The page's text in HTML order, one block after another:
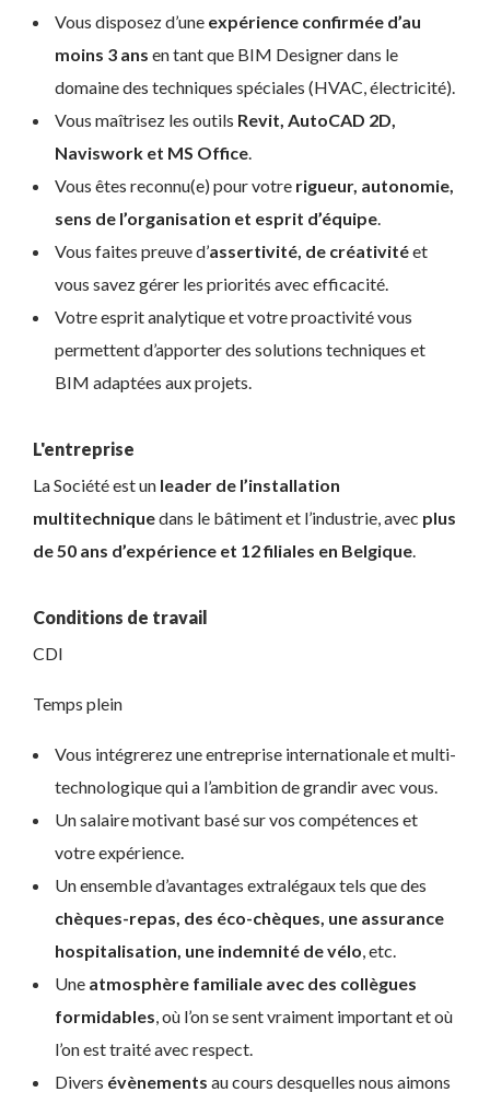
Vous disposez d’une expérience confirmée d’au
moins 3 ans en tant que BIM Designer dans le
domaine des techniques spéciales (HVAC, électricité).
Vous maîtrisez les outils Revit, AutoCAD 2D,
Naviswork et MS Office.
Vous êtes reconnu(e) pour votre rigueur, autonomie,
sens de l’organisation et esprit d’équipe.
Vous faites preuve d’assertivité, de créativitéet
vous savez gérer les priorités avec efficacité.
Votre esprit analytique et votre proactivité vous
permettent d’apporter des solutions techniques et
BIM adaptées aux projets.
L'entreprise
La Société est un leader de l’installation
multitechniquedans le bâtiment et l’industrie, avec plus
de 50 ans d’expérience et 12 filiales en Belgique.
Conditions de travail
CDI
Temps plein
Vous intégrerez une entreprise internationale et multi-
technologique qui a l’ambition de grandir avec vous.
Un salaire motivant basé sur vos compétences et
votre expérience.
Un ensemble d’avantages extralégaux tels que des
chèques-repas, des éco-chèques, une assurance
hospitalisation, une indemnité de vélo, etc.
Une atmosphère familiale avec des collègues
formidables, où l’on se sent vraiment important et où
l’on est traité avec respect.
Divers évènements au cours desquelles nous aimons